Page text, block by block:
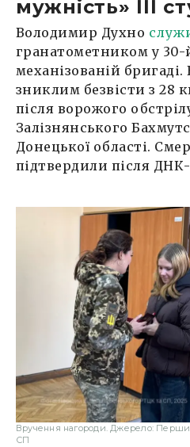
мужність» III
Володимир Духно
гранатометником у 30-
механізованій бригаді.
зниклим безвісти з 28
після ворожого
Залізнянського
Донецької області.
підтвердили після
Вручення нагороди. Джерело:
СП